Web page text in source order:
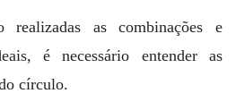
realizadas as combinações e
é necessário entender as
círculo.